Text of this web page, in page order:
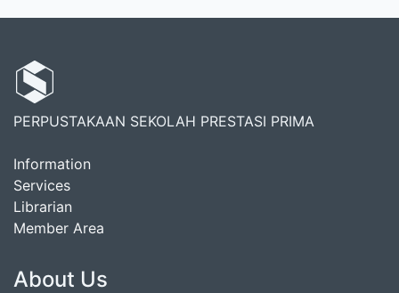
PERPUSTAKAAN SEKOLAH PRESTASI PRIMA
Information
Services
Librarian
Member Area
About Us